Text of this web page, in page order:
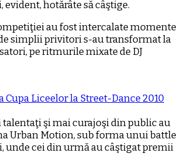
hotărâte să câştige.
au fost intercalate momente
simplii privitori s-au transformat la
pe ritmurile mixate de DJ
talentaţi şi mai curajoşi din public au
Urban Motion, sub forma unui battle
unde cei din urmă au câştigat premii